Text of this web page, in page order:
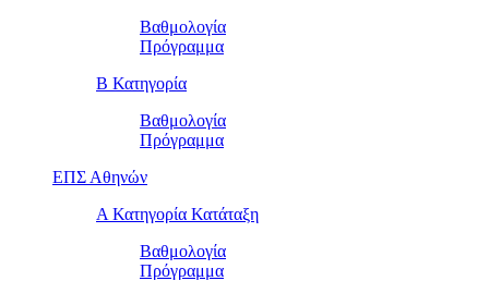
Βαθμολογία
Πρόγραμμα
Β Κατηγορία
Βαθμολογία
Πρόγραμμα
ΕΠΣ Αθηνών
Α Κατηγορία Κατάταξη
Βαθμολογία
Πρόγραμμα